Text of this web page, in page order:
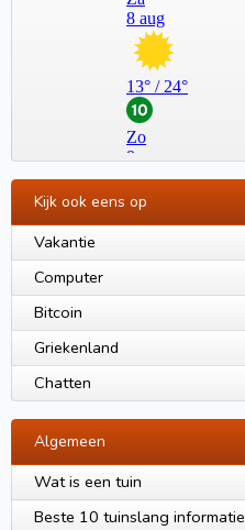
Kijk ook eens op
Vakantie
Computer
Bitcoin
Griekenland
Chatten
Algemeen
Wat is een tuin
Beste 10 tuinslang informatie